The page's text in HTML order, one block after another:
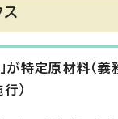
」が特定原材料（
）